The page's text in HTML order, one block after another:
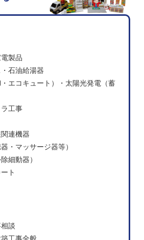
製品
石油給湯器
エコキュート）・太陽光発電（蓄
工事
連機器
・マッサージ器等）
細動器）
ト
談